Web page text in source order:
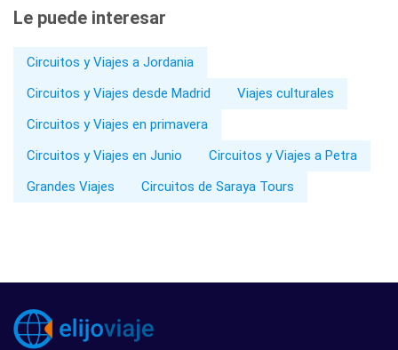
Le puede interesar
Circuitos y Viajes a Jordania
Circuitos y Viajes desde Madrid
Viajes culturales
Circuitos y Viajes en primavera
Circuitos y Viajes en Junio
Circuitos y Viajes a Petra
Grandes Viajes
Circuitos de Saraya Tours